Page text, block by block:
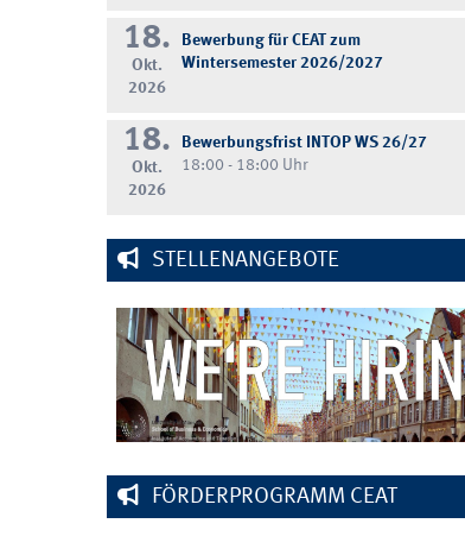
18.
Okt.
2026
Bewerbung für CEAT zum
Wintersemester 2026/2027
18.
Okt.
2026
Bewerbungsfrist INTOP WS 26/27
18:00 - 18:00 Uhr
STELLENANGEBOTE
FÖRDERPROGRAMM CEAT